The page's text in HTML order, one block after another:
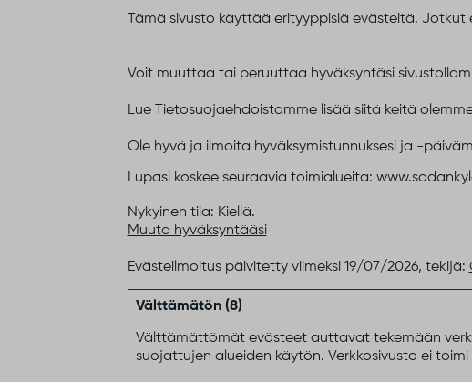
Tämä sivusto käyttää erityyppisiä evästeitä.
Voit muuttaa tai peruuttaa hyväksyntäsi
Lue Tietosuojaehdoistamme lisää siitä keitä
Ole hyvä ja ilmoita hyväksymistunnuksesi ja -
Lupasi koskee seuraavia toimialueita:
Nykyinen tila: Kiellä.
Muuta hyväksyntääsi
Evästeilmoitus päivitetty viimeksi 19/07/2026, tekijä:
Välttämätön (8)
Välttämättömät evästeet auttavat tekemään
suojattujen alueiden käytön. Verkkosivusto ei